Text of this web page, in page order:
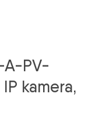
A-PV-
kamera,